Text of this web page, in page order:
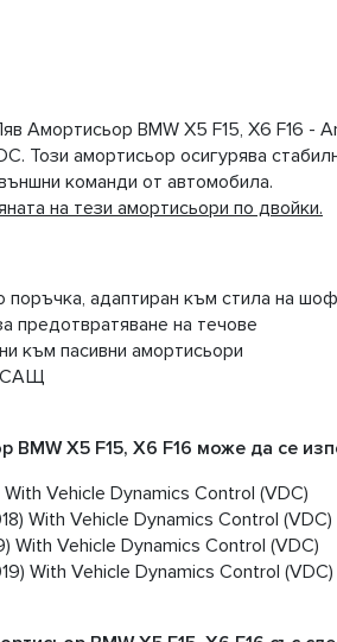
Амортисьор BMW X5 F15, X6 F16 -
Този амортисьор осигурява
команди от автомобила.
на тези амортисьори по двойки.
поръчка, адаптиран към стила на
предотвратяване на течове
към пасивни амортисьори
САЩ
BMW X5 F15, X6 F16 може да се
With Vehicle Dynamics Control (VDC)
With Vehicle Dynamics Control (VDC)
With Vehicle Dynamics Control (VDC)
With Vehicle Dynamics Control (VDC)